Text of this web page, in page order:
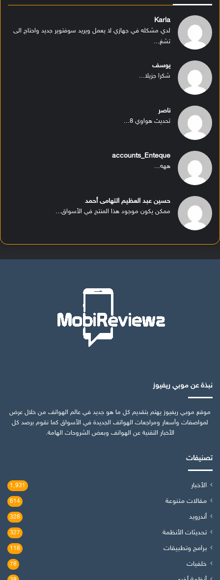
Karla
لدي مشكله في جهازي لا يعمل ويريد سوفتوير جديد واحتاج الى
تشغ...
يوسف
شكرا جزيلا...
ناصر
تحديث هواوي 8...
accounts_Enteque
ههه...
حسين عبد العظيم التهامى أحمد
ممكن يكون موجود هذا المنتج في الأسواق...
نبذة عن موبي ريفيوز
موقع موبي ريفيوز يهتم بتقديم كل ما هو جديد في عالم الهواتف من خلال عرض
لمواصفات وأسعار ومراجعات الهواتف الجديدة في الأسواق كما نقوم برصد كل
الأخبار التقنية عن الهواتف وبعض الشروحات الهامة.
تصنيفات
الأخبار 1٬931
مقالات متنوعة 614
أندرويد 328
تحديثات الأنظمة 327
برامج وتطبيقات 118
خلفيات 78